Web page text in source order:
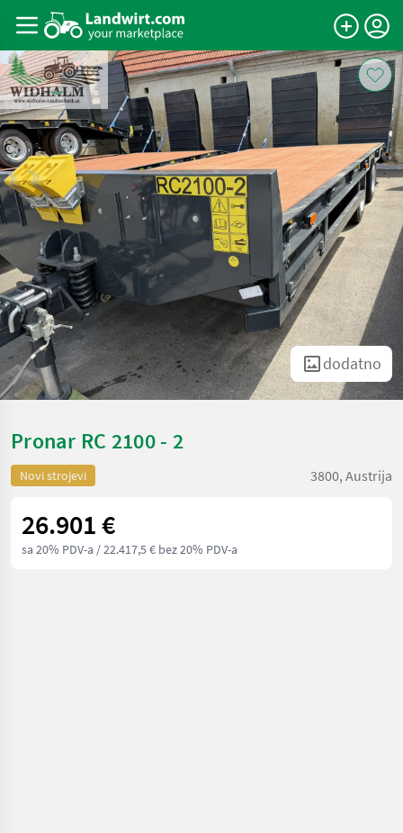
dodatno
Pronar RC 2100 - 2
Novi strojevi 3800, Austrija
26.901 €
sa 20% PDV-a / 22.417,5 € bez 20% PDV-a